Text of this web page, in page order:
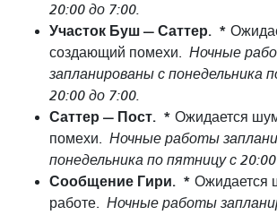
20:00 до 7:00.
Участок Буш — Саттер. *
создающий помехи. Ночные
запланированы с понедельника
20:00 до 7:00.
Саттер — Пост. * Ожидается
помехи. Ночные работы
понедельника по пятницу с
Сообщение Гири. *
работе. Ночные работы